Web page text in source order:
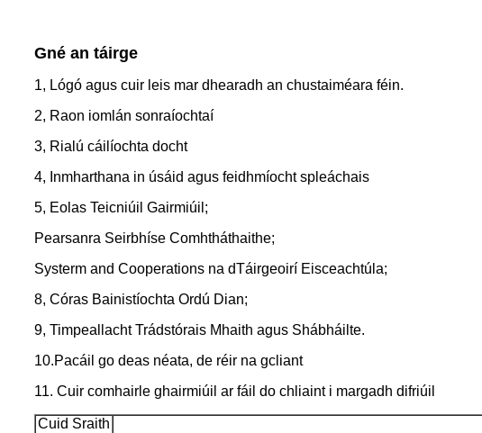
Gné an táirge
1, Lógó agus cuir leis mar dhearadh an chustaiméara féin.
2, Raon iomlán sonraíochtaí
3, Rialú cáilíochta docht
4, Inmharthana in úsáid agus feidhmíocht spleáchais
5, Eolas Teicniúil Gairmiúil;
Pearsanra Seirbhíse Comhtháthaithe;
Systerm and Cooperations na dTáirgeoirí Eisceachtúla;
8, Córas Bainistíochta Ordú Dian;
9, Timpeallacht Trádstórais Mhaith agus Shábháilte.
10.Pacáil go deas néata, de réir na gcliant
11. Cuir comhairle ghairmiúil ar fáil do chliaint i margadh difriúil
Cuid Sraith